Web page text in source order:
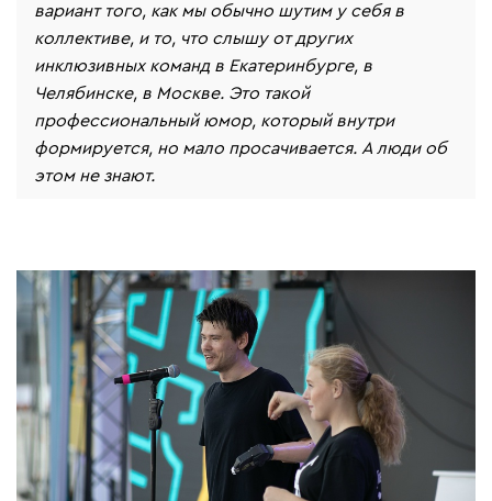
вариант того, как мы обычно шутим у себя в
коллективе, и то, что слышу от других
инклюзивных команд в Екатеринбурге, в
Челябинске, в Москве. Это такой
профессиональный юмор, который внутри
формируется, но мало просачивается. А люди об
этом не знают.